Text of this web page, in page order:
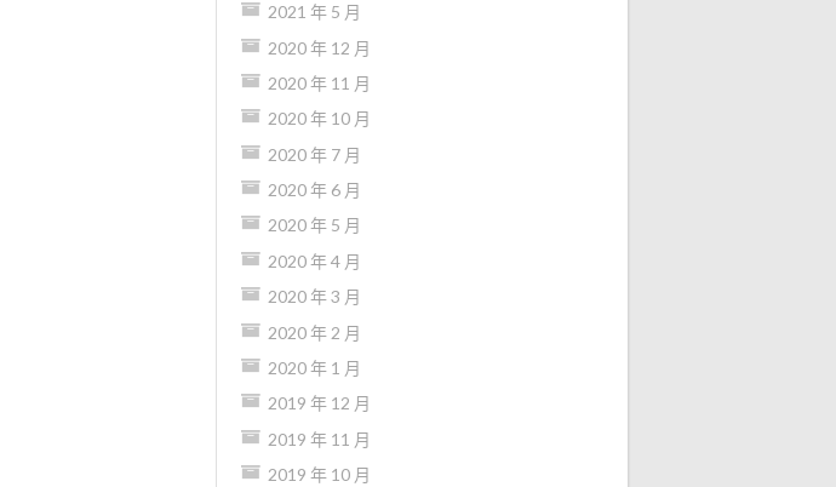
2021 年 5 月
2020 年 12 月
2020 年 11 月
2020 年 10 月
2020 年 7 月
2020 年 6 月
2020 年 5 月
2020 年 4 月
2020 年 3 月
2020 年 2 月
2020 年 1 月
2019 年 12 月
2019 年 11 月
2019 年 10 月